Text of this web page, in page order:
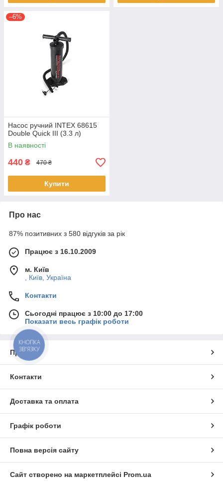
–6%
Насос ручний INTEX 68615
Double Quick III (3.3 л)
В наявності
440 ₴ 470 ₴
Купити
Про нас
87% позитивних з 580 відгуків за рік
Працює з 16.10.2009
м. Київ
, Київ, Україна
Контакти
Сьогодні працює з 10:00 до 17:00
Показати весь графік роботи
Про нас
Контакти
Доставка та оплата
Графік роботи
Повна версія сайту
Сайт створено на маркетплейсі Prom.ua
КНОПКА
ЗВ'ЯЗКУ